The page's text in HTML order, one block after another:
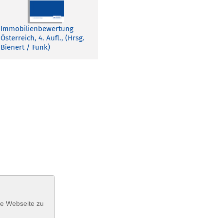
Immobilienbewertung
Österreich, 4. Aufl., (Hrsg.
Bienert / Funk)
Webseite zu